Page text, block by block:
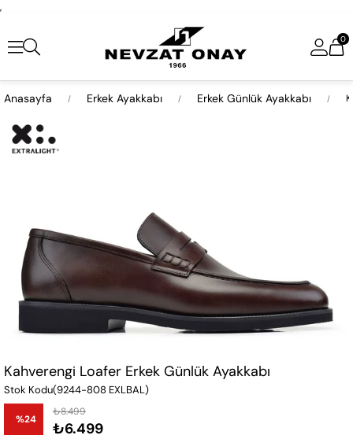
,
0
Anasayfa Erkek Ayakkabı Erkek Günlük Ayakkabı
Kahverengi Loafer Erkek Günlük Ayakkabı
Stok Kodu(9244-808 EXLBAL)
%24
İndirim
₺8.499
₺6.499